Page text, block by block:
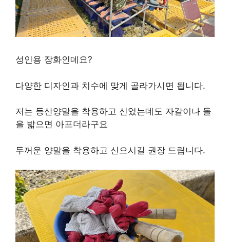
성인용 장화인데요?
다양한 디자인과 치수에 맞게 골라가시면 됩니다.
저는 등산양말을 착용하고 신었는데도 자갈이나 돌
을 밟으면 아프더라구요
두꺼운 양말을 착용하고 신으시길 권장 드립니다.